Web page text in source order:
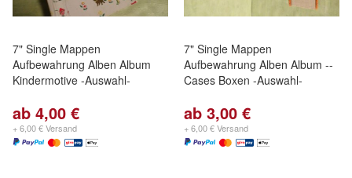
7" Single Mappen
Aufbewahrung Alben Album
Kindermotive -Auswahl-
ab 4,00 €
+ 6,00 € Versand
7" Single Mappen
Aufbewahrung Alben Album --
Cases Boxen -Auswahl-
ab 3,00 €
+ 6,00 € Versand